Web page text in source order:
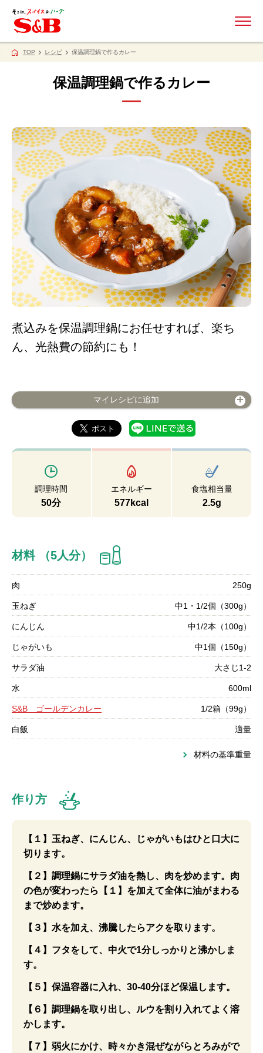
TOP レシピ 保温調理鍋で作るカレー
保温調理鍋で作るカレー
煮込みを保温調理鍋にお任せすれば、楽ち
ん、光熱費の節約にも！
マイレシピに追加
調理時間
50分
エネルギー
577kcal
食塩相当量
2.5g
材料 （5人分）
肉 250g
玉ねぎ 中1・1/2個（300g）
にんじん 中1/2本（100g）
じゃがいも 中1個（150g）
サラダ油 大さじ1-2
水 600ml
S&B ゴールデンカレー 1/2箱（99g）
白飯 適量
材料の基準重量
作り方
【１】玉ねぎ、にんじん、じゃがいもはひと口大に
切ります。
【２】調理鍋にサラダ油を熱し、肉を炒めます。肉
の色が変わったら【１】を加えて全体に油がまわる
まで炒めます。
【３】水を加え、沸騰したらアクを取ります。
【４】フタをして、中火で1分しっかりと沸かしま
す。
【５】保温容器に入れ、30-40分ほど保温します。
【６】調理鍋を取り出し、ルウを割り入れてよく溶
かします。
【７】弱火にかけ、時々かき混ぜながらとろみがで